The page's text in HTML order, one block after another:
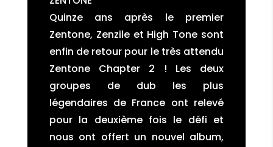
Quinze ans après le premier
Zentone, Zenzile et High Tone sont
enfin de retour pour le très attendu
Zentone Chapter 2 ! Les deux
groupes de dub les plus
légendaires de France ont relevé
pour la deuxième fois le défi et
nous ont offert un nouvel album,